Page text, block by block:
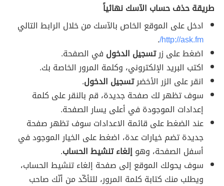
طريقة حذف حساب الآسك نهائياً
ادخل على الموقع الخاص بالآسك من خلال الرابط التالي
http://ask.fm/
.
اضغط على زرتسجيل الدخول في الصفحة.
اكتب البريد الإلكتروني، وكلمة المرور الخاصة بك.
انقر على الزر الأخضرتسجيل الدخول.
سوف تظهر لك صفحة جديدة، قم بالنقر على كلمة
إعدادات الموجودة في أعلى يسار الصفحة.
عند الضغط على قائمة الاعدادات سوف تظهر صفحة
جديدة تضم خيارات عدة، اضغط على الخيار الموجود في
أسفل الصفحة، وهوإلغاء تنشيط الحساب.
سوف يحولك الموقع إلى صفحة إلغاء تنشيط الحساب،
ويطلب منك كتابة كلمة المرور، للتأكّد من أنّك صاحب